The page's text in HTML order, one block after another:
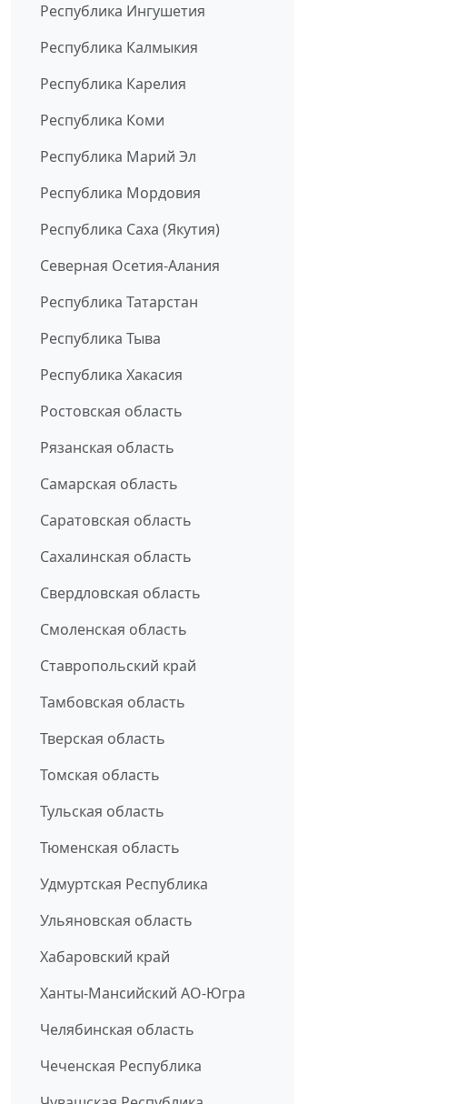
Республика Ингушетия
Республика Калмыкия
Республика Карелия
Республика Коми
Республика Марий Эл
Республика Мордовия
Республика Саха (Якутия)
Северная Осетия-Алания
Республика Татарстан
Республика Тыва
Республика Хакасия
Ростовская область
Рязанская область
Самарская область
Саратовская область
Сахалинская область
Свердловская область
Смоленская область
Ставропольский край
Тамбовская область
Тверская область
Томская область
Тульская область
Тюменская область
Удмуртская Республика
Ульяновская область
Хабаровский край
Ханты-Мансийский АО-Югра
Челябинская область
Чеченская Республика